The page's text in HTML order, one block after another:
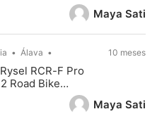
Maya Sati
Maya Sati
Álava 10 meses
RCR-F Pro
Road Bike